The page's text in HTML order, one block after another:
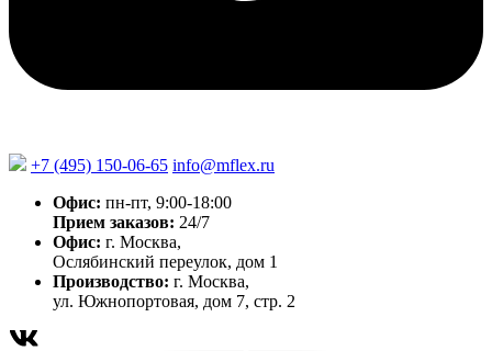
+7 (495) 150-06-65 info@mflex.ru
Офис: пн-пт, 9:00-18:00
Прием заказов: 24/7
Офис: г. Москва,
Ослябинский переулок, дом 1
Производство: г. Москва,
ул. Южнопортовая, дом 7, стр. 2